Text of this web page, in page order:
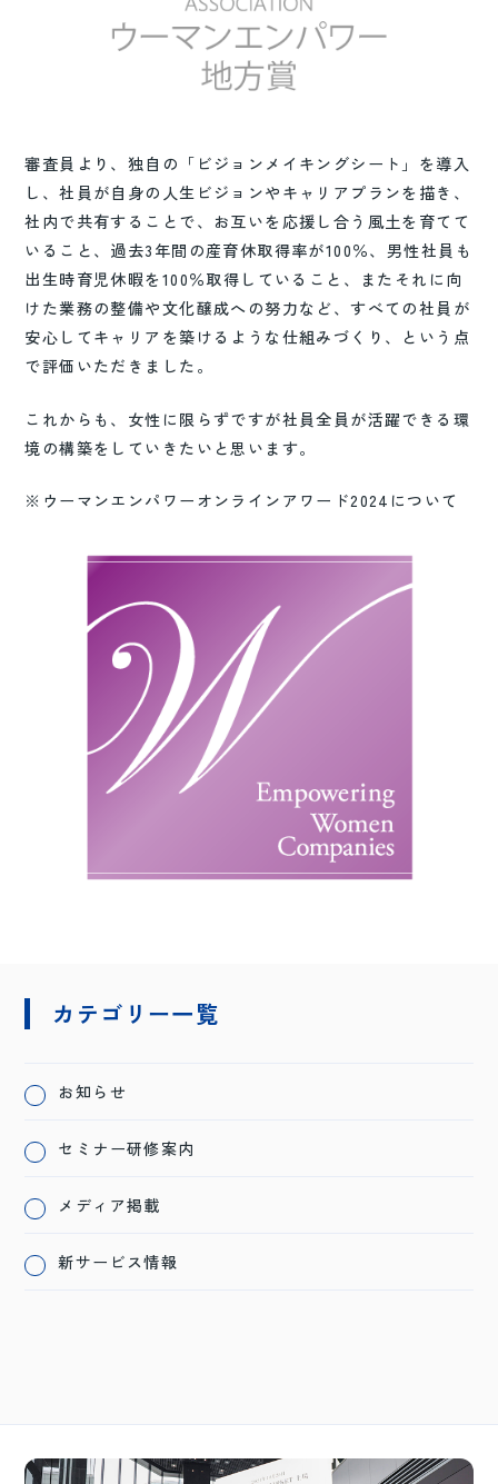
審査員より、独自の「ビジョンメイキングシート」を導入
し、社員が自身の人生ビジョンやキャリアプランを描き、
社内で共有することで、お互いを応援し合う風土を育てて
いること、過去3年間の産育休取得率が100％、男性社員も
出生時育児休暇を100％取得していること、またそれに向
けた業務の整備や文化醸成への努力など、すべての社員が
安心してキャリアを築けるような仕組みづくり、という点
で評価いただきました。
これからも、女性に限らずですが社員全員が活躍できる環
境の構築をしていきたいと思います。
※ウーマンエンパワーオンラインアワード2024について
カテゴリー一覧
お知らせ
セミナー研修案内
メディア掲載
新サービス情報